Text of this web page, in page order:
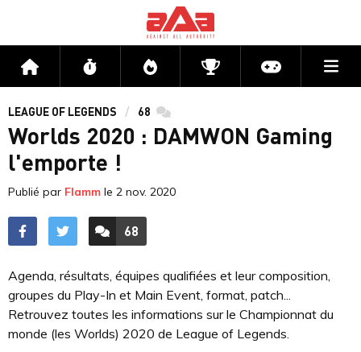
Accueil Flux Directs CompétitionsActu jeux
LEAGUE OF LEGENDS 68 commentaires
Worlds 2020 : DAMWON Gaming
l'emporte !
Publié par Flamm le 2 nov. 2020
ACCÉDER AUX
68
COMMENTAIRES
Agenda, résultats, équipes qualifiées et leur composition,
groupes du Play-In et Main Event, format, patch...
Retrouvez toutes les informations sur le Championnat du
monde (les Worlds) 2020 de League of Legends.